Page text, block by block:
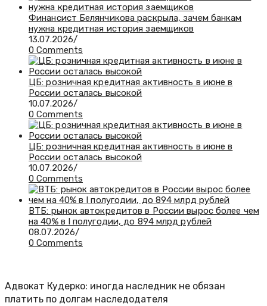
Финансист Белянчикова раскрыла, зачем банкам
нужна кредитная история заемщиков
13.07.2026/
0 Comments
ЦБ: розничная кредитная активность в июне в
России осталась высокой
10.07.2026/
0 Comments
ЦБ: розничная кредитная активность в июне в
России осталась высокой
10.07.2026/
0 Comments
ВТБ: рынок автокредитов в России вырос более чем
на 40% в I полугодии, до 894 млрд рублей
08.07.2026/
0 Comments
Адвокат Кудерко: иногда наследник не обязан
платить по долгам наследодателя